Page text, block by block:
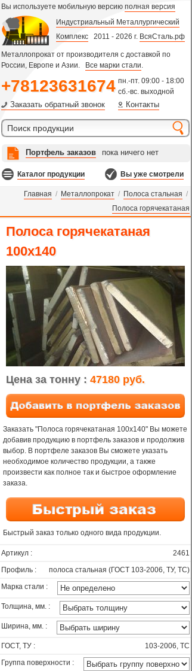
Вы используете мобильную версию полная версия
Индустриальный Металлургический
Комплекс 2011 - 2026 г. ВсяСталь.рф
Металлопрокат от производителя с доставкой по
России, Европе и Азии.
Все марки стали.
+78123631674 пн.-пт. 09:00 - 18:00
сб.-вс. выходной
Заказать обратный звонок Контакты
Портфель заказов пока ничего нет
Каталог продукции Вы уже смотрели
Главная / Металлопрокат / Полоса стальная /
Полоса горячекатаная
Полоса горячекатаная
100х140
Цена за тонну : 47180 руб.
Заказать "Полоса горячекатаная 100х140" Вы можете
добавив продукцию в портфель заказов и продолжив
выбор. В портфеле заказов Вы сможете указать
необходимое количество продукции, а также
произвести как полное так и быстрое оформление
заказа.
Быстрый заказ только одного вида продукции.
Артикул :
2461
Профиль :
полоса стальная (ГОСТ 103-2006, ТУ, ТС)
Марка стали :
Толщина, мм. :
Ширина, мм. :
ГОСТ, ТУ :
103-2006, ТС
Группа поверхности :